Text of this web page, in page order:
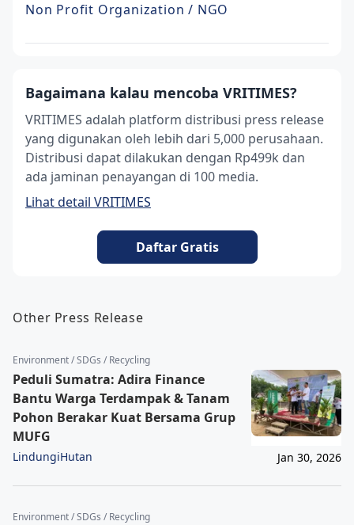
Non Profit Organization / NGO
Bagaimana kalau mencoba VRITIMES?
VRITIMES adalah platform distribusi press release
yang digunakan oleh lebih dari 5,000 perusahaan.
Distribusi dapat dilakukan dengan Rp499k dan
ada jaminan penayangan di 100 media.
Lihat detail VRITIMES
Daftar Gratis
Other Press Release
Environment / SDGs / Recycling
Peduli Sumatra: Adira Finance
Bantu Warga Terdampak & Tanam
Pohon Berakar Kuat Bersama Grup
MUFG
LindungiHutan Jan 30, 2026
Environment / SDGs / Recycling